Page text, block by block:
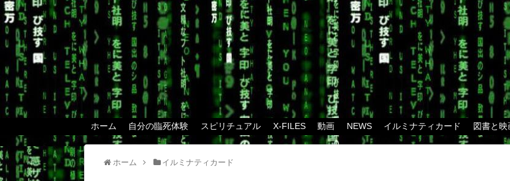
ホーム 自分の臨死体験 スピリチュアル X-FILES 動画 NEWS イルミナティカード 図書と映
ホーム イルミナティカード